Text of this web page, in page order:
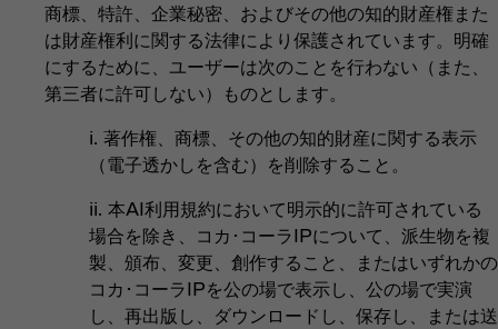
商標、特許、企業秘密、およびその他の知的財産権また
は財産権利に関する法律により保護されています。明確
にするために、ユーザーは次のことを行わない（また、
第三者に許可しない）ものとします。
i. 著作権、商標、その他の知的財産に関する表示
（電子透かしを含む）を削除すること。
ii. 本AI利用規約において明示的に許可されている
場合を除き、コカ･コーラIPについて、派生物を複
製、頒布、変更、創作すること、またはいずれかの
コカ･コーラIPを公の場で表示し、公の場で実演
し、再出版し、ダウンロードし、保存し、または送